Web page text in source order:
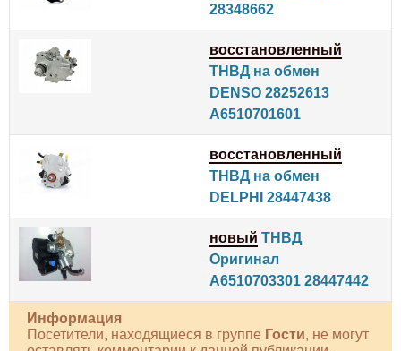
28348662
восстановленный
ТНВД на обмен
DENSO 28252613
A6510701601
восстановленный
ТНВД на обмен
DELPHI 28447438
новый ТНВД
Оригинал
A6510703301 28447442
Информация
Посетители, находящиеся в группе Гости, не могут